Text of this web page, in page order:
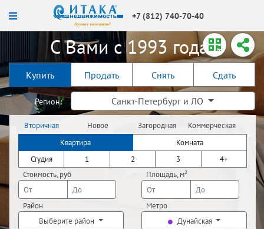
+7 (812) 740-70-40
С Вами с 1993 года!
Купить Продать Снять Сдать
Регион: Санкт-Петербург и ЛО
Вторичная
недвижимость
Новое
строительство
Загородная
недвижимость
Коммерческая
недвижимость
Квартира
Комната
Студия
1 2 3
4+
Стоимость, руб
Площадь, м²
Район
Выберите район
Метро
Дунайская